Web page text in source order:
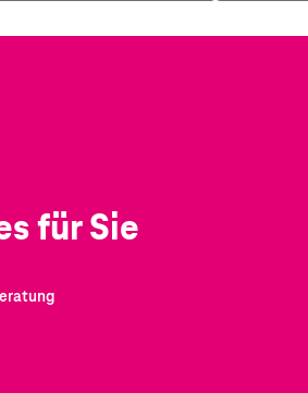
für Sie